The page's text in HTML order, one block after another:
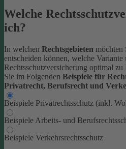
Welche
ich?
In welchen Rechtsgebieten möchten
entscheiden können, welche Variante
Rechtsschutzversicherung optimal
Sie im Folgenden Beispiele für
Privatrecht, Berufsrecht und
Beispiele Privatrechtsschutz (inkl.
Beispiele Arbeits- und
Beispiele Verkehrsrechtsschutz